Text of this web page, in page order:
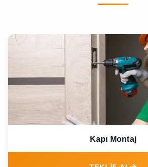
Kapı Montaj